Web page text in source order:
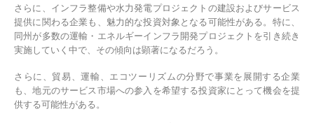
さらに、インフラ整備や水力発電プロジェクトの建設およびサービス
提供に関わる企業も、魅力的な投資対象となる可能性がある。特に、
同州が多数の運輸・エネルギーインフラ開発プロジェクトを引き続き
実施していく中で、その傾向は顕著になるだろう。
さらに、貿易、運輸、エコツーリズムの分野で事業を展開する企業
も、地元のサービス市場への参入を希望する投資家にとって機会を提
供する可能性がある。